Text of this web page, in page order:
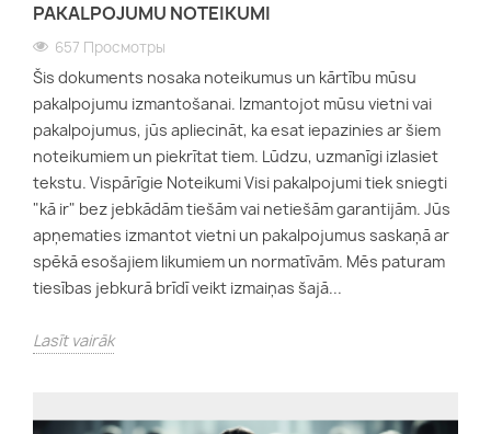
PAKALPOJUMU NOTEIKUMI
657 Просмотры
Šis dokuments nosaka noteikumus un kārtību mūsu
pakalpojumu izmantošanai. Izmantojot mūsu vietni vai
pakalpojumus, jūs apliecināt, ka esat iepazinies ar šiem
noteikumiem un piekrītat tiem. Lūdzu, uzmanīgi izlasiet
tekstu. Vispārīgie Noteikumi Visi pakalpojumi tiek sniegti
"kā ir" bez jebkādām tiešām vai netiešām garantijām. Jūs
apņematies izmantot vietni un pakalpojumus saskaņā ar
spēkā esošajiem likumiem un normatīvām. Mēs paturam
tiesības jebkurā brīdī veikt izmaiņas šajā...
Lasīt vairāk